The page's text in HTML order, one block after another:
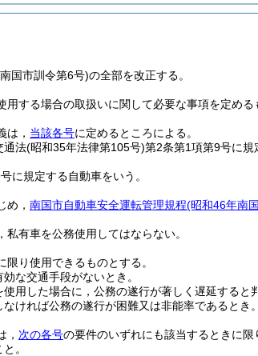
国市訓令第6号)の全部を改正する。
する場合の取扱いに関して必要な事項を定める
は， 当該各号に定めるところによる。
通法(昭和35年法律第105号)第2条第1項第9号に規
規定する自動車をいう。
め， 南国市自動車安全運転管理規程(昭和46年南
有車を公務使用してはならない。
り使用できるものとする。
な交通手段がないとき。
用した場合に，公務の遂行が著しく遅延すると
ければ公務の遂行が困難又は非能率であるとき。
， 次の各号の要件のいずれにも該当するときに限
。